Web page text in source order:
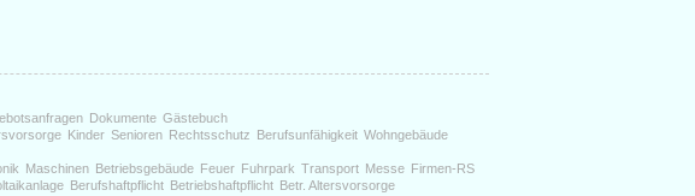
Dokumente Gästebuch
Kinder Senioren Rechtsschutz Berufsunfähigkeit Wohngebäude
Maschinen Betriebsgebäude Feuer Fuhrpark Transport Messe Firmen-RS
Berufshaftpflicht Betriebshaftpflicht Betr. Altersvorsorge